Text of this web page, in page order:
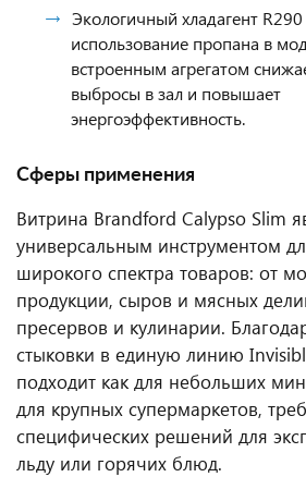
Экологичный хладагент
использование пропана в
встроенным агрегатом
выбросы в зал и повышает
энергоэффективность.
Сферы применения
Витрина Brandford Calypso Slim
универсальным инструментом
широкого спектра товаров: от
продукции, сыров и мясных
пресервов и кулинарии.
стыковки в единую линию
подходит как для небольших
для крупных супермаркетов,
специфических решений для
льду или горячих блюд.